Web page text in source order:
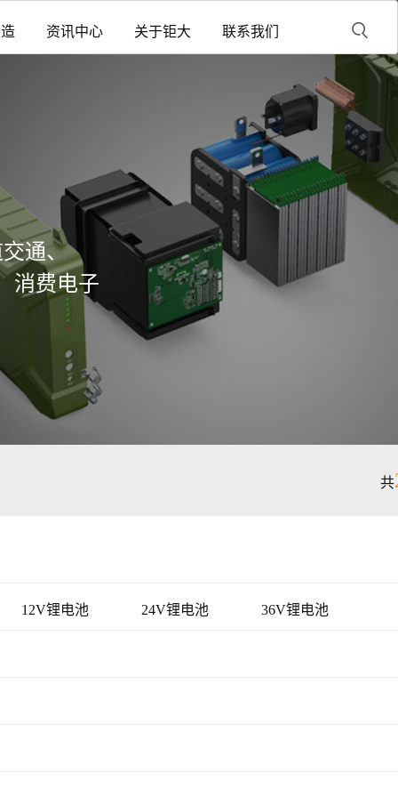
资讯中心 关于钜大 联系我们
通、
消费电子
共
12V锂电池 24V锂电池 36V锂电池